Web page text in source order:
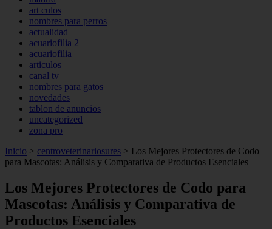
art culos
nombres para perros
actualidad
acuariofilia 2
acuariofilia
articulos
canal tv
nombres para gatos
novedades
tablon de anuncios
uncategorized
zona pro
Inicio > centroveterinariosures > Los Mejores Protectores de Codo
para Mascotas: Análisis y Comparativa de Productos Esenciales
Los Mejores Protectores de Codo para
Mascotas: Análisis y Comparativa de
Productos Esenciales